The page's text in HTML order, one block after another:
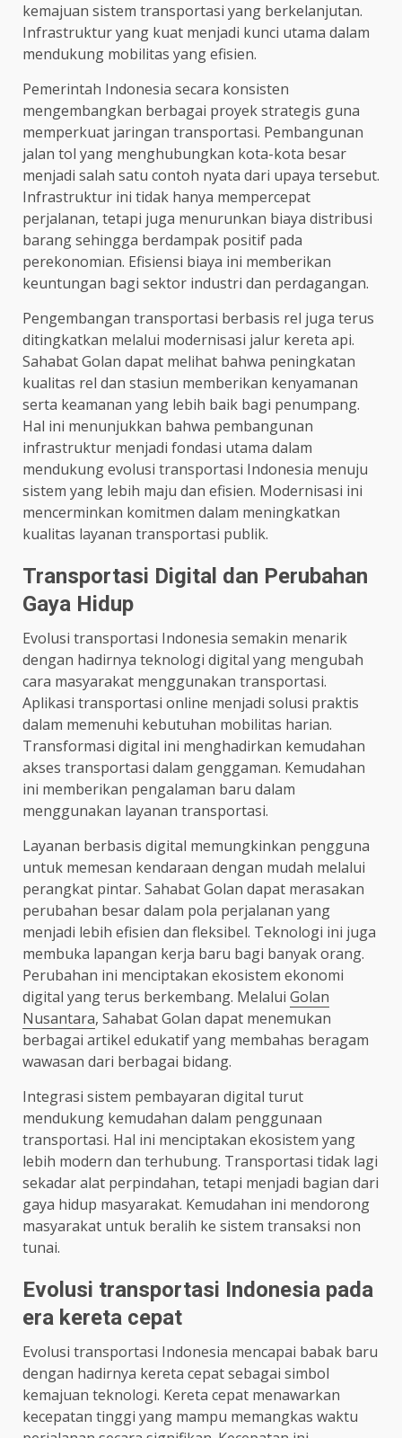
kemajuan sistem transportasi yang berkelanjutan.
Infrastruktur yang kuat menjadi kunci utama dalam
mendukung mobilitas yang efisien.
Pemerintah Indonesia secara konsisten
mengembangkan berbagai proyek strategis guna
memperkuat jaringan transportasi. Pembangunan
jalan tol yang menghubungkan kota-kota besar
menjadi salah satu contoh nyata dari upaya tersebut.
Infrastruktur ini tidak hanya mempercepat
perjalanan, tetapi juga menurunkan biaya distribusi
barang sehingga berdampak positif pada
perekonomian. Efisiensi biaya ini memberikan
keuntungan bagi sektor industri dan perdagangan.
Pengembangan transportasi berbasis rel juga terus
ditingkatkan melalui modernisasi jalur kereta api.
Sahabat Golan dapat melihat bahwa peningkatan
kualitas rel dan stasiun memberikan kenyamanan
serta keamanan yang lebih baik bagi penumpang.
Hal ini menunjukkan bahwa pembangunan
infrastruktur menjadi fondasi utama dalam
mendukung evolusi transportasi Indonesia menuju
sistem yang lebih maju dan efisien. Modernisasi ini
mencerminkan komitmen dalam meningkatkan
kualitas layanan transportasi publik.
Transportasi Digital dan Perubahan
Gaya Hidup
Evolusi transportasi Indonesia semakin menarik
dengan hadirnya teknologi digital yang mengubah
cara masyarakat menggunakan transportasi.
Aplikasi transportasi online menjadi solusi praktis
dalam memenuhi kebutuhan mobilitas harian.
Transformasi digital ini menghadirkan kemudahan
akses transportasi dalam genggaman. Kemudahan
ini memberikan pengalaman baru dalam
menggunakan layanan transportasi.
Layanan berbasis digital memungkinkan pengguna
untuk memesan kendaraan dengan mudah melalui
perangkat pintar. Sahabat Golan dapat merasakan
perubahan besar dalam pola perjalanan yang
menjadi lebih efisien dan fleksibel. Teknologi ini juga
membuka lapangan kerja baru bagi banyak orang.
Perubahan ini menciptakan ekosistem ekonomi
digital yang terus berkembang. Melalui Golan
Nusantara, Sahabat Golan dapat menemukan
berbagai artikel edukatif yang membahas beragam
wawasan dari berbagai bidang.
Integrasi sistem pembayaran digital turut
mendukung kemudahan dalam penggunaan
transportasi. Hal ini menciptakan ekosistem yang
lebih modern dan terhubung. Transportasi tidak lagi
sekadar alat perpindahan, tetapi menjadi bagian dari
gaya hidup masyarakat. Kemudahan ini mendorong
masyarakat untuk beralih ke sistem transaksi non
tunai.
Evolusi transportasi Indonesia pada
era kereta cepat
Evolusi transportasi Indonesia mencapai babak baru
dengan hadirnya kereta cepat sebagai simbol
kemajuan teknologi. Kereta cepat menawarkan
kecepatan tinggi yang mampu memangkas waktu